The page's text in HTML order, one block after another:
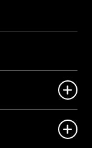

